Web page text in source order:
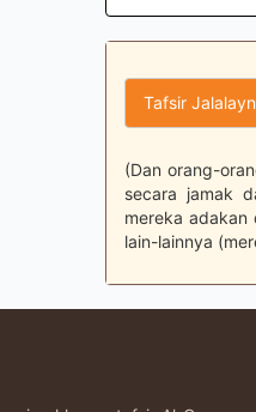
Tafsir Jalalayn
(Dan orang-
secara jamak
mereka adakan
lain-lainnya